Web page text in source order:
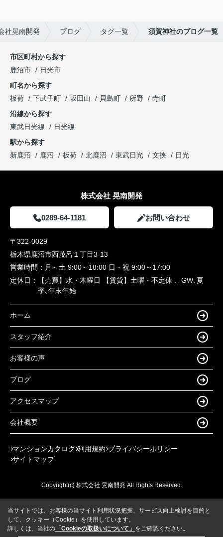
社晃南開発 ブログ タグ一覧 須賀神社のブログ一覧
市区町村から探す
鹿沼市
日光市
町名から探す
板荷
下武子町 坂田山 貝島町 所野
寺町
沿線から探す
東武日光線
日光線
駅から探す
新鹿沼
鹿沼 板荷 北鹿沼 東武日光 文挟 日光
株式会社 晃南開発
0289-64-1181 お問い合わせ
〒322-0029
栃木県鹿沼市西茂呂１丁目3-13
営業時間： 月～土 9:00～18:00 日・祝 9:00～17:00
定休日：
【売買】水・木曜日 【賃貸】土曜・不定休 、GW､夏
季､年末年始
ホーム
スタッフ紹介
お客様の声
ブログ
アクセスマップ
会社概要
マンションカタログ 利用規約 プライバシーポリシー
サイトマップ
Copyright(c) 株式会社 晃南開発 All Rights Reserved.
当サイトでは、お客様の当サイト利用状況把握、サービス向上検討を目的と
して、クッキー（Cookie）を使用しています。
詳しくは、当社の 「Cookieの取扱いについて」 をご確認ください。